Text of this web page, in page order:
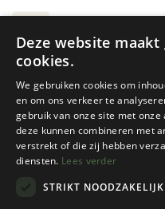
Deze website
cookies.
We gebruiken cookies om
en om ons verkeer te
gebruik van onze site met
deze kunnen combineren met
verstrekt of die zij hebben
diensten. Lees verder
STRIKT NOODZAKELIJK